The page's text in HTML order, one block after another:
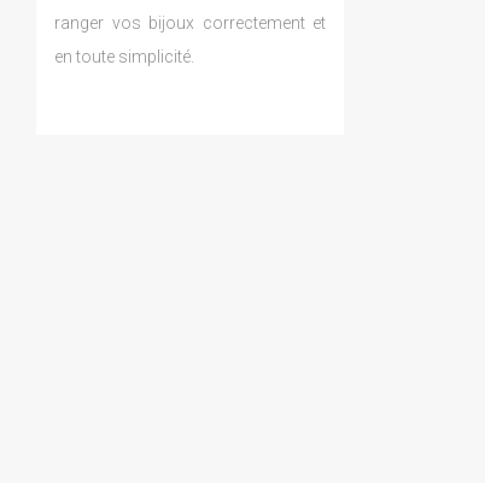
ranger vos bijoux correctement et
en toute simplicité.